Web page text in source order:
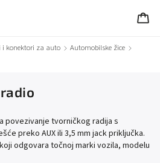
i konektori za auto / Automobilske žice /
povezivanje tvorničkog radija s
preko AUX ili 3,5 mm jack priključka.
odgovara točnoj marki vozila, modelu